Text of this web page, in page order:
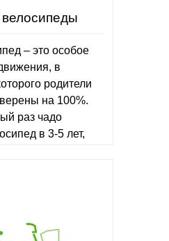
велосипеды
– это особое
в
родители
на 100%.
раз чадо
в 3-5 лет,